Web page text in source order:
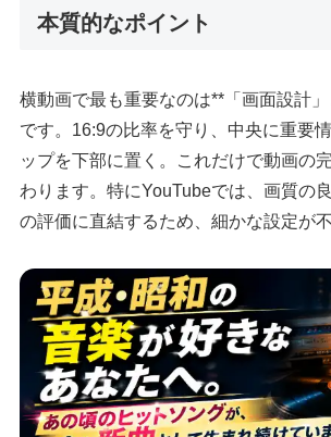
本質的なポイント
横動画で最も重要なのは**「画面設計
です。16:9の比率を守り、中央に重要
ップを下部に置く。これだけで動画の
わります。特にYouTubeでは、画質の
の評価に直結するため、細かな設定が不